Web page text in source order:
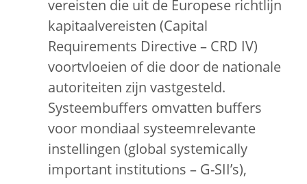
vereisten die uit de Europese richtlijn
kapitaalvereisten (Capital
Requirements Directive – CRD IV)
voortvloeien of die door de nationale
autoriteiten zijn vastgesteld.
Systeembuffers omvatten buffers
voor mondiaal systeemrelevante
instellingen (global systemically
important institutions – G-SII’s),